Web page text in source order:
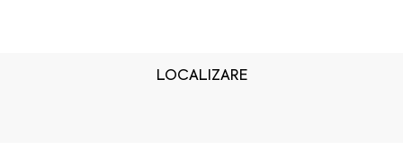
LOCALIZARE